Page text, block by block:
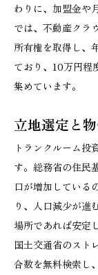
わりに、加盟金や
では、不動産クラ
所有権を取得し、
ており、10万円程
集めています。
立地選定と
トランクルーム投
す。総務省の住民
口が増加している
り、人口減少が進
場所であれば安定
国土交通省のスト
合数を無料検索し